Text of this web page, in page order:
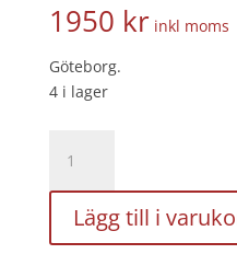
1950 kr inkl moms
Göteborg.
4 i lager
27/8
2026
-
Lägg till i